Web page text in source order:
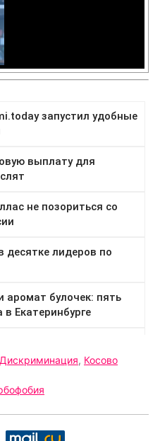
Дискриминация, Косово